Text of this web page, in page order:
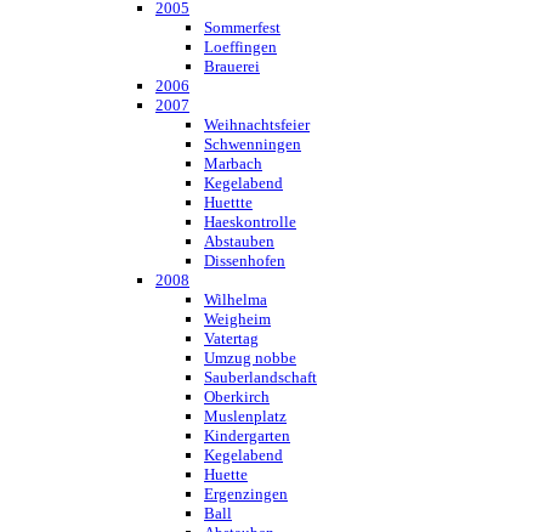
2005
Sommerfest
Loeffingen
Brauerei
2006
2007
Weihnachtsfeier
Schwenningen
Marbach
Kegelabend
Huettte
Haeskontrolle
Abstauben
Dissenhofen
2008
Wilhelma
Weigheim
Vatertag
Umzug nobbe
Sauberlandschaft
Oberkirch
Muslenplatz
Kindergarten
Kegelabend
Huette
Ergenzingen
Ball